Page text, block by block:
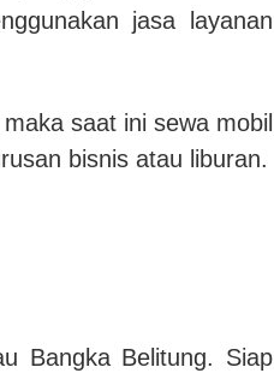
jasa layanan
saat ini sewa mobil
bisnis atau liburan.
Bangka Belitung. Siap